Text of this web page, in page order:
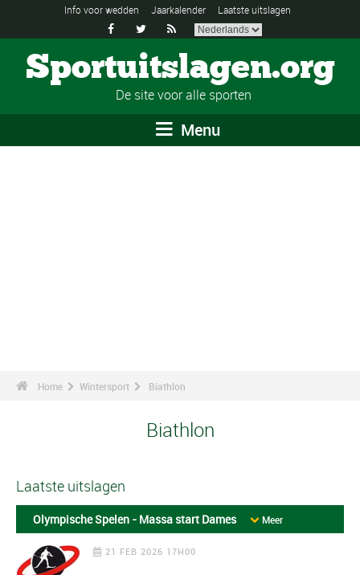
Info voor wedden Jaarkalender Laatste uitslagen
  
Sportuitslagen.org
De site voor alle sporten
Menu
Home Wintersport Biathlon
Biathlon
Laatste uitslagen
Olympische Spelen - Massa start Dames Meer
21 FEB 2026 17H00